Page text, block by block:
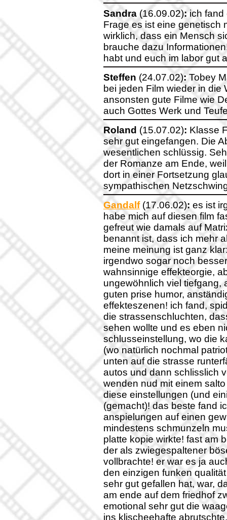
Sandra (16.09.02):ich fand
Frage es ist eine genetisch
wirklich, dass ein Mensch
brauche dazu
habt und euch im labor gut
Steffen (24.07.02):Tobey
bei jeden Film wieder in die
ansonsten gute Filme wie
auch Gottes Werk und
Roland (15.07.02): Klasse
sehr gut eingefangen. Die
wesentlichen schlüssig.
der Romanze am Ende,
dort in einer Fortsetzung
sympathischen
Gandalf(17.06.02): es ist
habe mich auf diesen film
gefreut wie damals auf
benannt ist, dass ich mehr
meine meinung ist ganz
irgendwo sogar noch
wahnsinnige effekteorgie,
ungewöhnlich viel tiefgang,
guten prise humor,
effekteszenen! ich fand,
die strassenschluchten,
sehen wollte und es eben
schlusseinstellung, wo die
(wo natürlich nochmal
unten auf die strasse
autos und dann schlisslich
wenden nud mit einem
diese einstellungen (und
(gemacht)! das beste fand
anspielungen auf einen
mindestens schmunzeln
platte kopie wirkte! fast am
der als zwiegespaltener
vollbrachte! er war es ja
den einzigen funken
sehr gut gefallen hat, war,
am ende auf dem friedhof
emotional sehr gut die
ins klischeehafte